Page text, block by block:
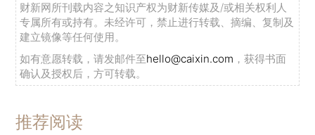
财新网所刊载内容之知识产权为财新传媒及/或相关权利人
专属所有或持有。未经许可，禁止进行转载、摘编、复制及
建立镜像等任何使用。
如有意愿转载，请发邮件至hello@caixin.com ，获得书面
确认及授权后，方可转载。
推荐阅读